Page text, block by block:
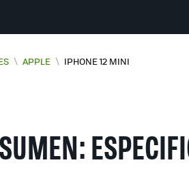
\ APPLE \ IPHONE 12 MINI